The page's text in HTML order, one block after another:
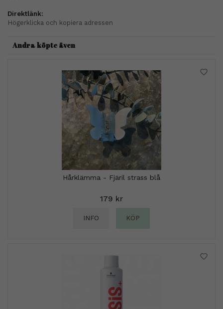
Direktlänk:
Högerklicka och kopiera adressen
Andra köpte även
Hårklämma - Fjäril strass blå
179 kr
INFO KÖP